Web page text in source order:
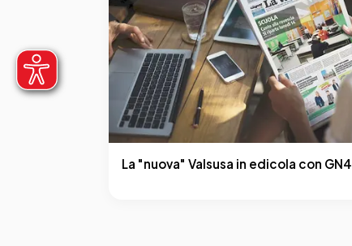
La "nuova" Valsusa in edicola con GN4